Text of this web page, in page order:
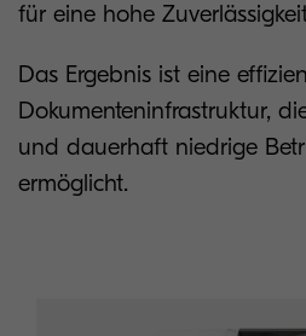
für eine hohe
Das Ergebnis ist eine
Dokumenteninfrastruktur,
und dauerhaft niedrige
ermöglicht.